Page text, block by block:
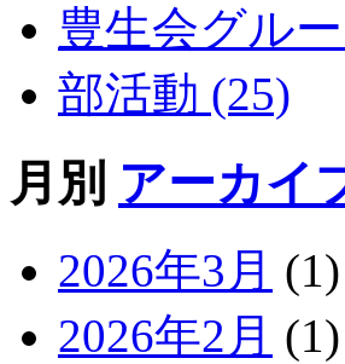
豊生会グル
部活動 (25)
月別 アーカイ
2026年3月 (1)
2026年2月 (1)